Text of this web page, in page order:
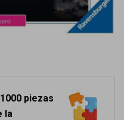
piezas
la